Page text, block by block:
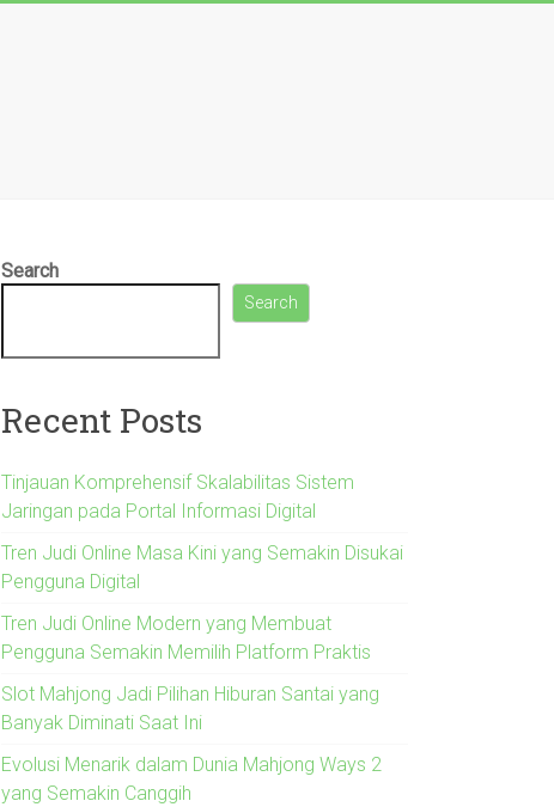
Search
Search
Recent Posts
Tinjauan Komprehensif Skalabilitas Sistem
Jaringan pada Portal Informasi Digital
Tren Judi Online Masa Kini yang Semakin Disukai
Pengguna Digital
Tren Judi Online Modern yang Membuat
Pengguna Semakin Memilih Platform Praktis
Slot Mahjong Jadi Pilihan Hiburan Santai yang
Banyak Diminati Saat Ini
Evolusi Menarik dalam Dunia Mahjong Ways 2
yang Semakin Canggih